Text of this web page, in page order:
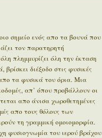
σημείο ενός απο τα βουνά που
τον παρατηρητή
πλημμυρίζει όλη την έκταση
διέξοδο στις φυσικές
τα φυσικά του όρια. Μια
απ’ όπου προβάλλουν οι
απο άνισα χωροθετημένες
απο τους θόλους των
τη γραμμική ομοιομορφία.
φυσιογνωμία του ιερού βράχου